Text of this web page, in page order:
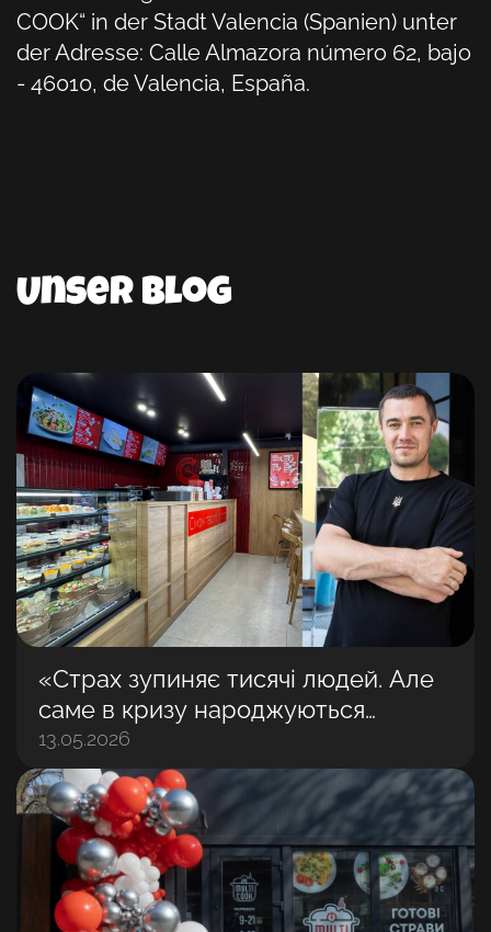
COOK“ in der Stadt Valencia (Spanien) unter
der Adresse: Calle Almazora número 62, bajo
- 46010, de Valencia, España.
Unser Blog
«Страх зупиняє тисячі людей. Але
саме в кризу народжуються
найбільші бізнеси»: Володимир
Матвійчук
13.05.2026